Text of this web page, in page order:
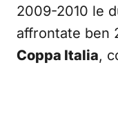
2009-2010 le
affrontate ben
Coppa Italia,